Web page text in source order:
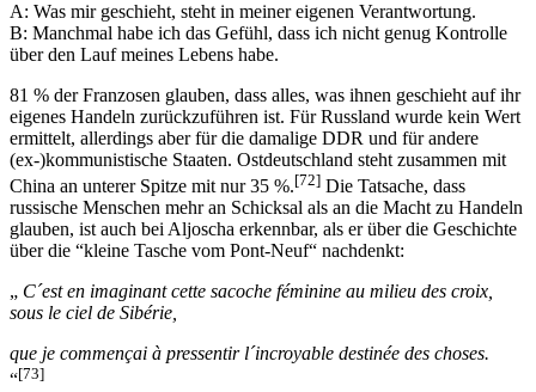
A: Was mir geschieht, steht in meiner eigenen Verantwortung.
B: Manchmal habe ich das Gefühl, dass ich nicht genug Kontrolle
über den Lauf meines Lebens habe.
81 % der Franzosen glauben, dass alles, was ihnen geschieht auf ihr
eigenes Handeln zurückzuführen ist. Für Russland wurde kein Wert
ermittelt, allerdings aber für die damalige DDR und für andere
(ex-)kommunistische Staaten. Ostdeutschland steht zusammen mit
China an unterer Spitze mit nur 35 %.[72] Die Tatsache, dass
russische Menschen mehr an Schicksal als an die Macht zu Handeln
glauben, ist auch bei Aljoscha erkennbar, als er über die Geschichte
über die “kleine Tasche vom Pont-Neuf“ nachdenkt:
„ C´est en imaginant cette sacoche féminine au milieu des croix,
sous le ciel de Sibérie,
que je commençai à pressentir l´incroyable destinée des choses.
“[73]